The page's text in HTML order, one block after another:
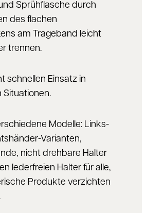
Sprühflasche durch
des flachen
am Trageband leicht
trennen.
schnellen Einsatz in
Situationen.
Modelle: Links-
Varianten,
nicht drehbare Halter
lederfreien Halter für alle,
Produkte verzichten